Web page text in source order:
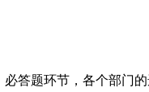
题环节，各个部门